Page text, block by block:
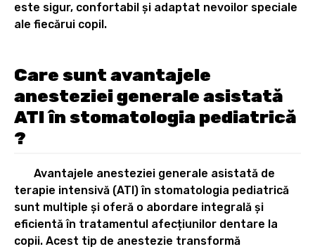
este sigur, confortabil și adaptat nevoilor speciale
ale fiecărui copil.
Care sunt avantajele
anesteziei generale asistată
ATI în stomatologia pediatrică
?
Avantajele anesteziei generale asistată de
terapie intensivă (ATI) în stomatologia pediatrică
sunt multiple și oferă o abordare integrală și
eficientă în tratamentul afecțiunilor dentare la
copii. Acest tip de anestezie transformă